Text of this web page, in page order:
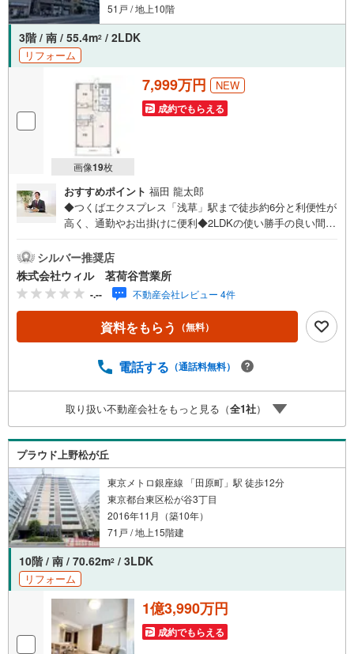
51戸 / 地上10階
3階 / 南 / 55.4m2 / 2LDK
リフォーム
画像19枚
7,999万円 NEW
成約でもらえる
おすすめポイント 福田 龍太郎
◆つくばエクスプレス「浅草」駅まで徒歩約6分と利便性が
高く、通勤やお出掛けに便利◆2LDKの使い勝手の良い間取
ッキリとしたお住まいを実現！季節物や大きなお荷物の収
納に便利なWICもございます！◆2026年7月には内装リノベ
ーションを実施！気持ち良く新生活を始められます！◆不
在がちな方の心強い味方、宅配ボックスをお使いいただけ
ます！◆来訪者の顔が確認できるモニター付きオートロッ
ク導入済みでセキュリティにも配慮！◆「マルエツ（浅草
境！【営業時間 10:00～19:00】上記時間はお電話が繋がり
タンよりご希望の日時をご記入いただけますとスムーズに
ご案内が可能です。【ウィル不動産販売はここが強み】
（1）住宅ローンに精通したローン専門部署があります！
（2）施工実績多数のリフォーム専門部署もあります！
（3）定休日なし！
シルバー推奨店
株式会社ウィル 茗荷谷営業所
-.-- 不動産会社レビュー 4件
資料をもらう （無料）
電話する （通話料無料）
取り扱い不動産会社をもっと見る（全1社）
プラウド上野松が丘
東京メトロ銀座線 「田原町」駅 徒歩12分
東京都台東区松が谷3丁目
2016年11月（築10年）
71戸 / 地上15階建
10階 / 南 / 70.62m2 / 3LDK
リフォーム
1億3,990万円
成約でもらえる